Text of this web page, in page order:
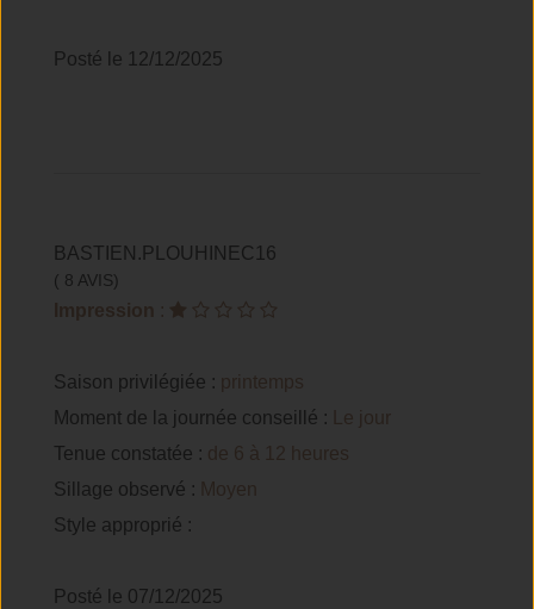
Posté le 12/12/2025
BASTIEN.PLOUHINEC16
( 8 AVIS)
Impression :
Saison privilégiée : printemps
Moment de la journée conseillé :
Le jour
Tenue constatée : de 6 à 12 heures
Sillage observé : Moyen
Style approprié :
Posté le 07/12/2025